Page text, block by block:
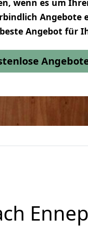
wenn es um
Angebote
Angebot für